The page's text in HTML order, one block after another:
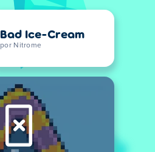
Bad Ice-Cream
por Nitrome